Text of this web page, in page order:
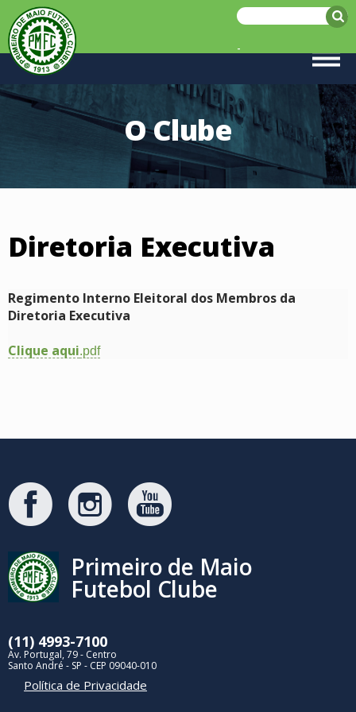
-
O Clube
Diretoria Executiva
Regimento Interno Eleitoral dos Membros da
Diretoria Executiva
Clique aqui.pdf
Primeiro de Maio
Futebol Clube
(11) 4993-7100
Av. Portugal, 79 - Centro
Santo André - SP - CEP 09040-010
Política de Privacidade